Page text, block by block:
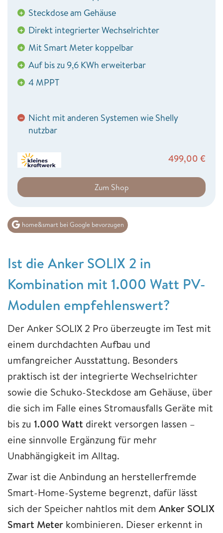
+ Steckdose am Gehäuse
+ Direkt integrierter Wechselrichter
+ Mit Smart Meter koppelbar
+ Auf bis zu 9,6 KWh erweiterbar
+ 4 MPPT
− Nicht mit anderen Systemen wie Shelly
nutzbar
499,00 €
Zum Shop
home&smart bei Google bevorzugen
Ist die Anker SOLIX 2 in
Kombination mit 1.000 Watt PV-
Modulen empfehlenswert?
Der Anker SOLIX 2 Pro überzeugte im Test mit
einem durchdachten Aufbau und
umfangreicher Ausstattung. Besonders
praktisch ist der integrierte Wechselrichter
sowie die Schuko-Steckdose am Gehäuse, über
die sich im Falle eines Stromausfalls Geräte mit
bis zu 1.000 Watt direkt versorgen lassen –
eine sinnvolle Ergänzung für mehr
Unabhängigkeit im Alltag.
Zwar ist die Anbindung an herstellerfremde
Smart-Home-Systeme begrenzt, dafür lässt
sich der Speicher nahtlos mit dem Anker SOLIX
Smart Meter kombinieren. Dieser erkennt in